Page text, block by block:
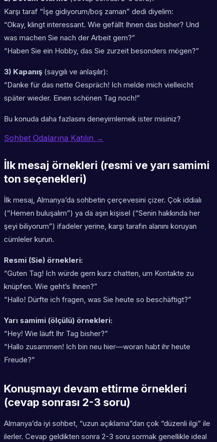
Karşı taraf “İşe gidiyorum/boş zaman” dedi diyelim:
“Okay, klingt interessant. Wie gefällt Ihnen das bisher? Und
was machen Sie nach der Arbeit gern?”
“Haben Sie ein Hobby, das Sie zurzeit besonders mögen?”
3) Kapanış (saygılı ve anlaşılır):
“Danke für das nette Gespräch! Ich melde mich vielleicht
später wieder. Einen schönen Tag noch!”
Bu konuda daha fazlasını deneyimlemek ister misiniz?
Sohbet Odalarına Katılın →
İlk mesaj örnekleri (resmi ve yarı samimi
ton seçenekleri)
İlk mesaj, Almanya’da sohbetin çerçevesini çizer. Çok iddialı
(“Hemen buluşalım”) ya da aşırı kişisel (“Senin hakkında her
şeyi biliyorum”) ifadeler yerine, karşı tarafın alanını koruyan
cümleler kurun.
Resmi (Sie) örnekleri:
“Guten Tag! Ich würde gern kurz chatten, um Kontakte zu
knüpfen. Wie geht’s Ihnen?”
“Hallo! Dürfte ich fragen, was Sie heute so beschäftigt?”
Yarı samimi (ölçülü) örnekleri:
“Hey! Wie läuft Ihr Tag bisher?”
“Hallo zusammen! Ich bin neu hier—woran habt ihr heute
Freude?”
Konuşmayı devam ettirme örnekleri
(cevap sonrası 2-3 soru)
Almanya’da iyi sohbet, “uzun açıklama”dan çok “düzenli ilgi” ile
ilerler. Cevap geldikten sonra 2-3 soru sormak genellikle ideal